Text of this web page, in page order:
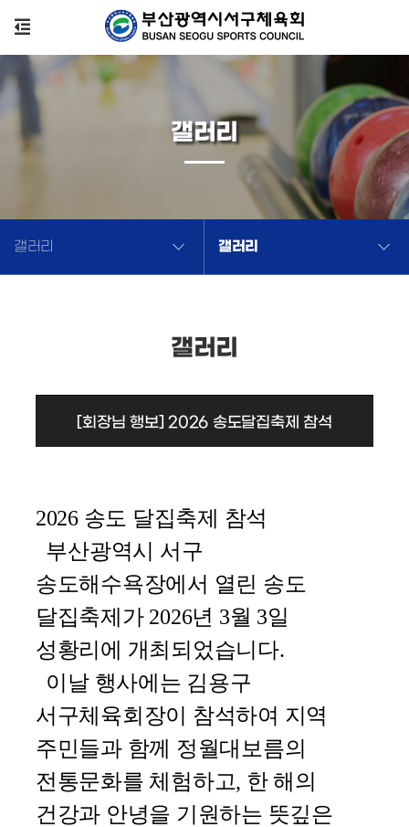
갤러리 갤러리
갤러리
갤러리
[회장님 행보] 2026 송도달집축제 참석
2026 송도 달집축제 참석
부산광역시 서구
송도해수욕장에서 열린 송도
달집축제 가 2026년 3월 3일
성황리에 개최되었습니다.
이날 행사에는 김용구
서구체육회장이 참석하여 지역
주민들과 함께 정월대보름의
전통문화를 체험하고, 한 해의
건강과 안녕을 기원하는 뜻깊은